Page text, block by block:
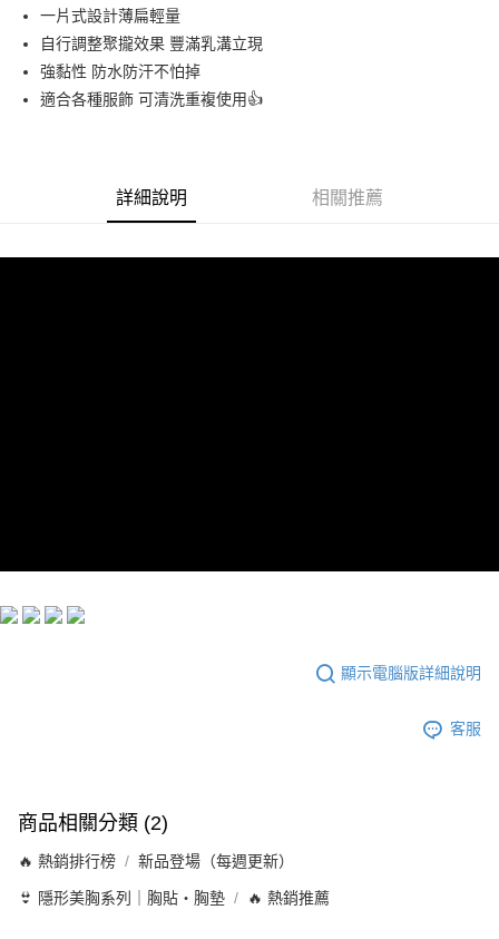
Apple Pay
街口支付
悠遊付
全家付款取貨
每筆NT$60，滿NT$299(含以上)免運費
一片式設計薄扁輕量
自行調整聚攏效果 豐滿乳溝立現
強黏性 防水防汗不怕掉
適合各種服飾 可清洗重複使用👍
詳細說明 相關推薦
顯示電腦版詳細說明
客服
商品相關分類 (2)
🔥 熱銷排行榜 新品登場（每週更新）
👙 隱形美胸系列｜胸貼・胸墊 🔥 熱銷推薦